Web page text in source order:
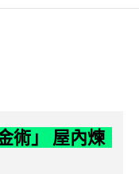
術」 屋內煉